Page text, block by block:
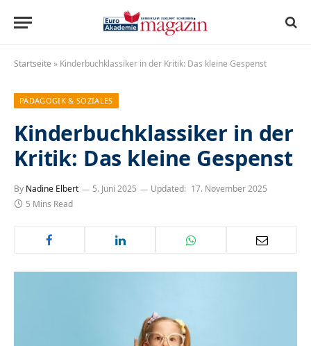
Startseite » Kinderbuchklassiker in der Kritik: Das kleine Gespenst
PÄDAGOGIK & SOZIALES
Kinderbuchklassiker in der
Kritik: Das kleine Gespenst
By Nadine Elbert 5. Juni 2025 Updated: 17. November 2025
5 Mins Read